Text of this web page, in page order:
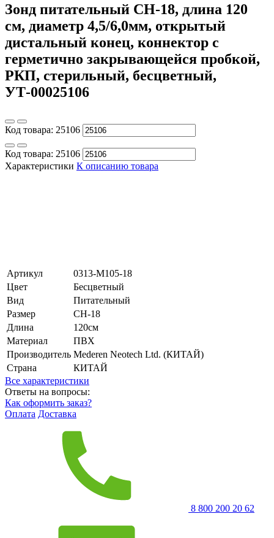
Зонд питательный CH-18, длина 120
см, диаметр 4,5/6,0мм, открытый
дистальный конец, коннектор с
герметично закрывающейся пробкой,
РКП, стерильный, бесцветный,
УТ-00025106
Код товара: 25106
Код товара: 25106
Характеристики К описанию товара
Артикул
0313-M105-18
Цвет
Бесцветный
Вид
Питательный
Размер
CH-18
Длина
120см
Материал
ПВХ
Производитель Mederen Neotech Ltd. (КИТАЙ)
Страна
КИТАЙ
Все характеристики
Ответы на вопросы:
Как оформить заказ?
Оплата Доставка
8 800 200 20 62